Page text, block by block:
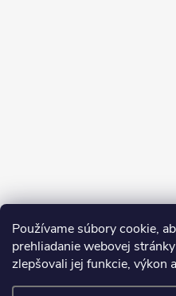
Používame súbory cookie,
prehliadanie webovej
zlepšovali jej funkcie, výkon